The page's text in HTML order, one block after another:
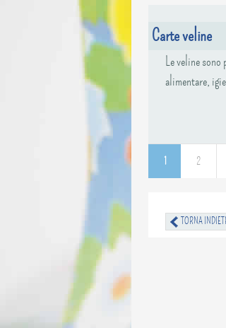
Carte veline
Le veline
alimentare,
Pagine
1 2
TORNA